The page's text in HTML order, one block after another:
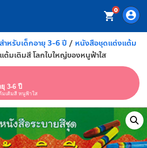
account_circle
shopping_cart0
สำหรับเด็กอายุ 3-6 ปี / หนังสือชุดแต่งแต้ม
มเติมสี โลกใบใหญ่ของหนูฟ้าใส
3-6 ปี
มเติมสี หนูฟ้าใส